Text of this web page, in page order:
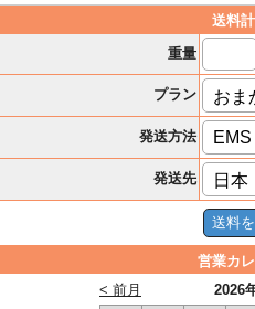
送料
重量
プラン
発送方法
発送先
営業カ
2026
< 前月